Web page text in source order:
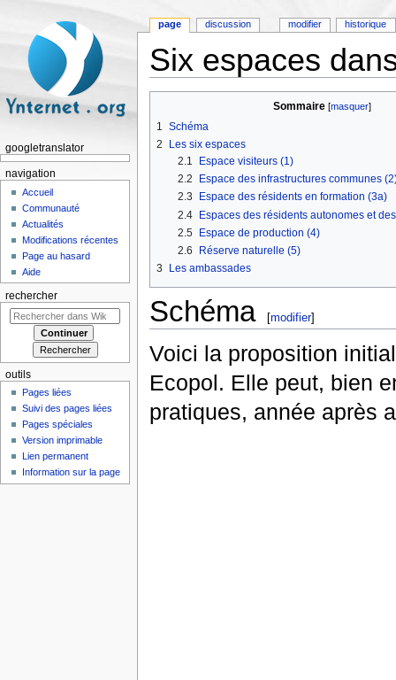
Six espaces
Sommaire[masquer]
1
Schéma
2
Les six espaces
2.1
Espace visiteurs (1)
2.2
Espace des infrastructures communes
2.3
Espace des résidents en formation (3a)
2.4 Espaces des résidents autonomes et
2.5 Espace de production (4)
2.6
Réserve naturelle (5)
3
Les ambassades
Schéma [modifier]
Voici la proposition
Ecopol. Elle peut, bien
pratiques, année après
page discussion modifier historique
googletranslator
navigation
Accueil
Communauté
Actualités
Modifications récentes
Page au hasard
Aide
rechercher
outils
Pages liées
Suivi des pages liées
Pages spéciales
Version imprimable
Lien permanent
Information sur la page